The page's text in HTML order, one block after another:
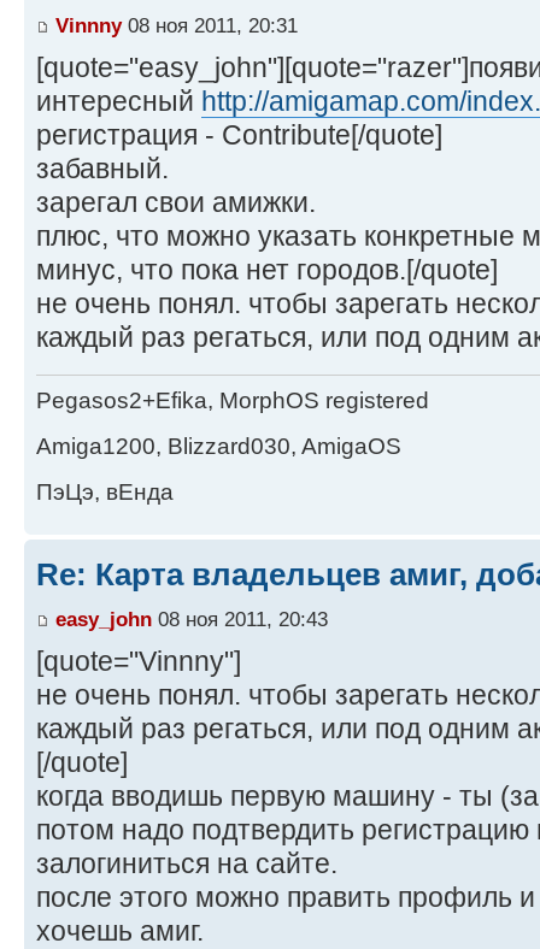
Vinnny08 ноя 2011, 20:31
интересный http://amigamap.com/
регистрация - Contribute[/quote]
забавный.
зарегал свои амижки.
плюс, что можно указать конкретные
минус, что пока нет городов.[/quote]
не очень понял. чтобы зарегать
каждый раз регаться, или под одним
Pegasos2+Efika, MorphOS registered
Amiga1200, Blizzard030, AmigaOS
ПэЦэ, вЕнда
Re: Карта владельцев амиг,
easy_john 08 ноя 2011, 20:43
[quote="Vinnny"]
не очень понял. чтобы зарегать
каждый раз регаться, или под одним
[/quote]
когда вводишь первую машину - ты
потом надо подтвердить
залогиниться на сайте.
после этого можно править профиль и
хочешь амиг.